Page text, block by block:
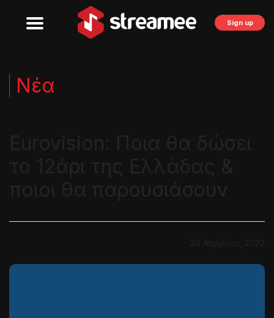
Sign up
Νέα
Eurovision: Ποια θα δώσει
το 12άρι της Ελλάδας &
ποιοι θα παρουσιάσουν
29 Απριλίου, 2022